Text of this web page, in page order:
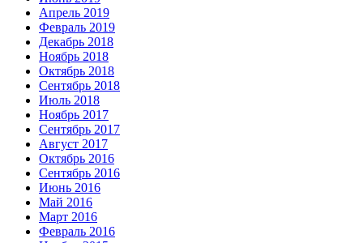
Апрель 2019
Февраль 2019
Декабрь 2018
Ноябрь 2018
Октябрь 2018
Сентябрь 2018
Июль 2018
Ноябрь 2017
Сентябрь 2017
Август 2017
Октябрь 2016
Сентябрь 2016
Июнь 2016
Май 2016
Март 2016
Февраль 2016